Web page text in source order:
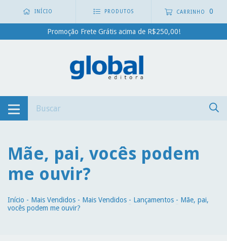
INÍCIO PRODUTOS CARRINHO 0
Promoção Frete Grátis acima de R$250,00!
Mãe, pai, vocês podem
me ouvir?
Início - Mais Vendidos - Mais Vendidos - Lançamentos - Mãe, pai,
vocês podem me ouvir?